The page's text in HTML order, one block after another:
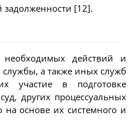
задолженности [12].
необходимых действий и
а также иных служб
участие в подготовке
других процессуальных
основе их системного и